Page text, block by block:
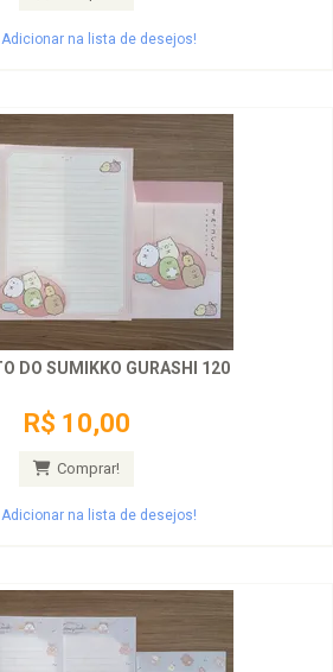
Adicionar na lista de desejos!
CONJUNTO DO SUMIKKO GURASHI 120
R$ 10,00
Comprar!
Adicionar na lista de desejos!